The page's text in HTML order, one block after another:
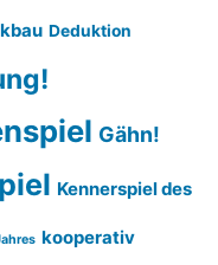
Deduktion
Gähn!
Kennerspiel des
kooperativ